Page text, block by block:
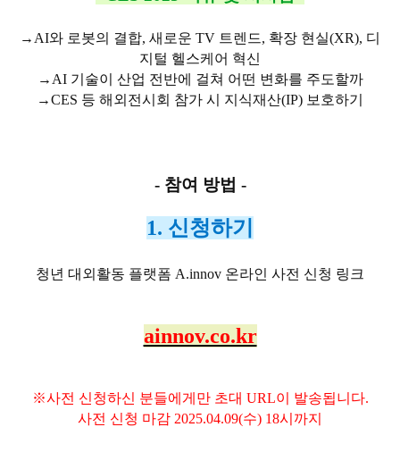
→AI와 로봇의 결합, 새로운 TV 트렌드, 확장 현실(XR), 디
지털 헬스케어 혁신
→AI 기술이 산업 전반에 걸쳐 어떤 변화를 주도할까
→CES 등 해외전시회 참가 시 지식재산(IP) 보호하기
- 참여 방법 -
1. 신청하기
청년 대외활동 플랫폼 A.innov 온라인 사전 신청 링크
ainnov.co.kr
※사전 신청하신 분들에게만 초대 URL이 발송됩니다.
사전 신청 마감 2025.04.09(수) 18시까지